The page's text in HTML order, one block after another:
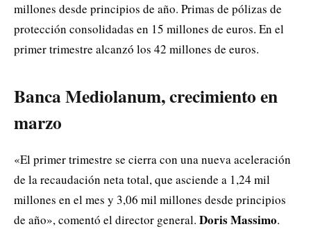
millones desde principios de año. Primas de pólizas de
protección consolidadas en 15 millones de euros. En el
primer trimestre alcanzó los 42 millones de euros.
Banca Mediolanum, crecimiento en
marzo
«El primer trimestre se cierra con una nueva aceleración
de la recaudación neta total, que asciende a 1,24 mil
millones en el mes y 3,06 mil millones desde principios
de año», comentó el director general. Doris Massimo.